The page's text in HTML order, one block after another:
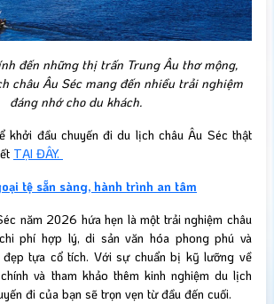
đến những thị trấn Trung Âu thơ mộng,
châu Âu Séc mang đến nhiều trải nghiệm
đáng nhớ cho du khách.
khởi đầu chuyến đi du lịch châu Âu Séc thật
TẠI ĐÂY.
tệ sẵn sàng, hành trình an tâm
năm 2026 hứa hẹn là một trải nghiệm châu
phí hợp lý, di sản văn hóa phong phú và
đẹp tựa cổ tích. Với sự chuẩn bị kỹ lưỡng về
và tham khảo thêm kinh nghiệm du lịch
đi của bạn sẽ trọn vẹn từ đầu đến cuối.